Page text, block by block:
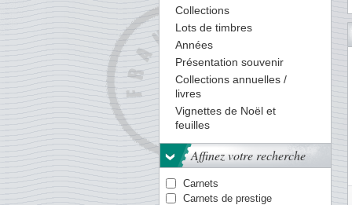
Collections
Lots de timbres
Années
Présentation souvenir
Collections annuelles /
livres
Vignettes de Noël et
feuilles
Affinez votre recherche
Carnets
Carnets de prestige
30 31 32 33 34 35